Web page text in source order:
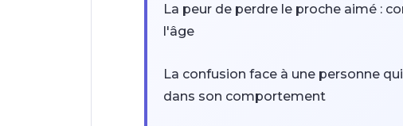
La peur de perdre le proche aimé :
l'âge
La confusion face à une personne
dans son comportement